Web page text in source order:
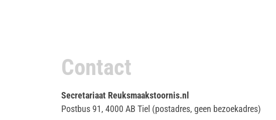
Contact
Secretariaat Reuksmaakstoornis.nl
Postbus 91, 4000 AB Tiel (postadres, geen bezoekadres)